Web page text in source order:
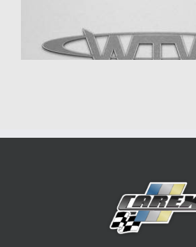
Techlinger